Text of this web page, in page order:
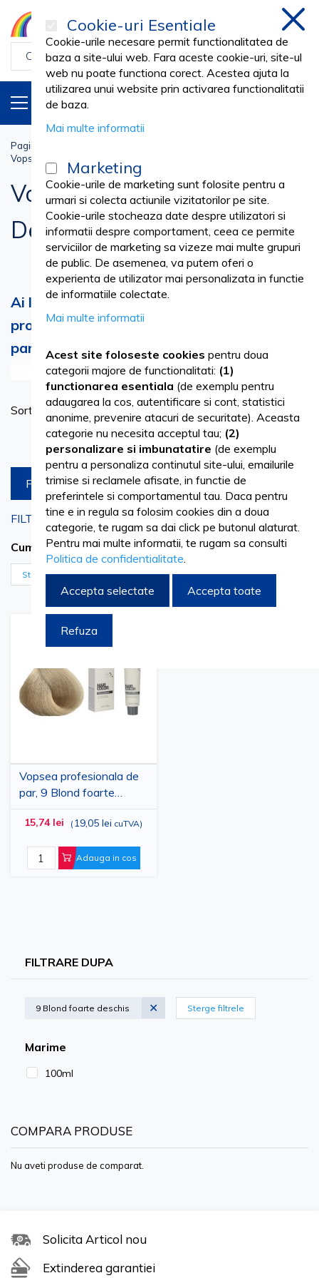
PRODUSE
Pagina principala
Vopsea Par, Oxidant & Decolorant
Vopsea Par, Oxidant &
Decolorant
Ai liber la creativitatea cu solutii
profesionale de colorare si decolorare a
parului cu gama MAXIMA
Intra in lumea posibilitatilor nelimitate cu gama noastra de
produse profesionale pentru colorarea si decolorarea
parului. La Vetro Design, suntem dedicati sa oferim
saloanelor de coafura si profesionistilor din domeniu
instrumentele de care au nevoie pentru a-si dezlantui
creativitatea si a obtine rezultate uimitoare. Cu o paleta
extinsa de 127 de culori de par, incluzand 90 de nuante, 9
decolorante, 8 culori mixte, 8 nuante metalice, 5 culori
creative si 7 nuante de toner, aveti libertatea de a va
exprima stilul unic si de a raspunde dorintelor fiecarui client.
Formula de colorare a parului de calitate premium este
daca incercati nuante indraznete, vii sau tonuri subtile si
naturale, gama noastra diversa va asigura ca puteti da
Sortare dupa
Produse pe pagina
FILTREAZA
FILTRARI CURENTE
Cumpara acum de la 9 BLOND FOARTE DESCHIS
Sterge filtrele
Vopsea profesionala de
par, 9 Blond foarte
deschis, MAXIMA, 100ml
15,74 lei ( 19,05 lei cuTVA)
Adauga in cos
Dorinte
FILTRARE DUPA
9 Blond foarte deschis Sterge filtrele
Marime
100ml
COMPARA PRODUSE
Nu aveti produse de comparat.
Solicita Articol nou
Extinderea garantiei
Cookie-uri Esentiale
Cookie-urile necesare permit functionalitatea de
baza a site-ului web. Fara aceste cookie-uri, site-ul
web nu poate functiona corect. Acestea ajuta la
utilizarea unui website prin activarea functionalitatii
de baza.
Mai multe informatii
Marketing
Cookie-urile de marketing sunt folosite pentru a
urmari si colecta actiunile vizitatorilor pe site.
Cookie-urile stocheaza date despre utilizatori si
informatii despre comportament, ceea ce permite
serviciilor de marketing sa vizeze mai multe grupuri
de public. De asemenea, va putem oferi o
experienta de utilizator mai personalizata in functie
de informatiile colectate.
Mai multe informatii
Acest site foloseste cookies pentru doua
categorii majore de functionalitati: (1)
functionarea esentiala (de exemplu pentru
adaugarea la cos, autentificare si cont, statistici
anonime, prevenire atacuri de securitate). Aceasta
categorie nu necesita acceptul tau; (2)
personalizare si imbunatatire (de exemplu
pentru a personaliza continutul site-ului, emailurile
trimise si reclamele afisate, in functie de
preferintele si comportamentul tau. Daca pentru
tine e in regula sa folosim cookies din a doua
categorie, te rugam sa dai click pe butonul alaturat.
Pentru mai multe informatii, te rugam sa consulti
Politica de confidentialitate.
Accepta selectate Accepta toate
Refuza